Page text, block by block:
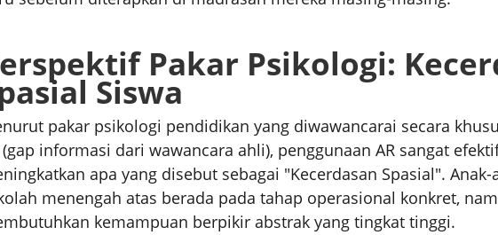
Pakar Psikologi:
Siswa
pakar psikologi pendidikan yang diwawancarai secara
informasi dari wawancara ahli), penggunaan AR sangat
apa yang disebut sebagai "Kecerdasan Spasial". Anak-
menengah atas berada pada tahap operasional konkret,
kemampuan berpikir abstrak yang tingkat tinggi.